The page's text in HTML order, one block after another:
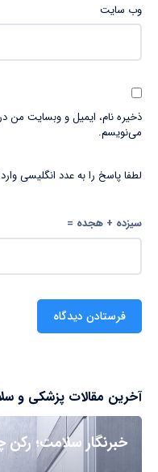
وب‌ سایت
ذخیره نام، ایمیل و وبسایت من
می‌نویسم.
لطفا پاسخ را به عدد انگلیسی
سیزده + هجده =
آخرین مقالات پزشکی و
خبرنگار سلامت؛